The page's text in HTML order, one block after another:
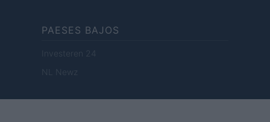
PAESES BAJOS
Investeren 24
NL Newz